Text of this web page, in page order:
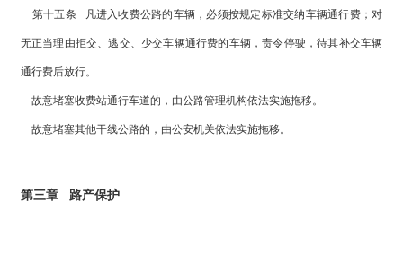
第十五条 凡进入收费公路的车辆，必须按规定标准交纳车辆通行费；对
无正当理由拒交、逃交、少交车辆通行费的车辆，责令停驶，待其补交车辆
通行费后放行。
故意堵塞收费站通行车道的，由公路管理机构依法实施拖移。
故意堵塞其他干线公路的，由公安机关依法实施拖移。
第三章 路产保护